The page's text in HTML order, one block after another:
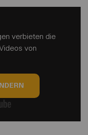
verbieten die
von